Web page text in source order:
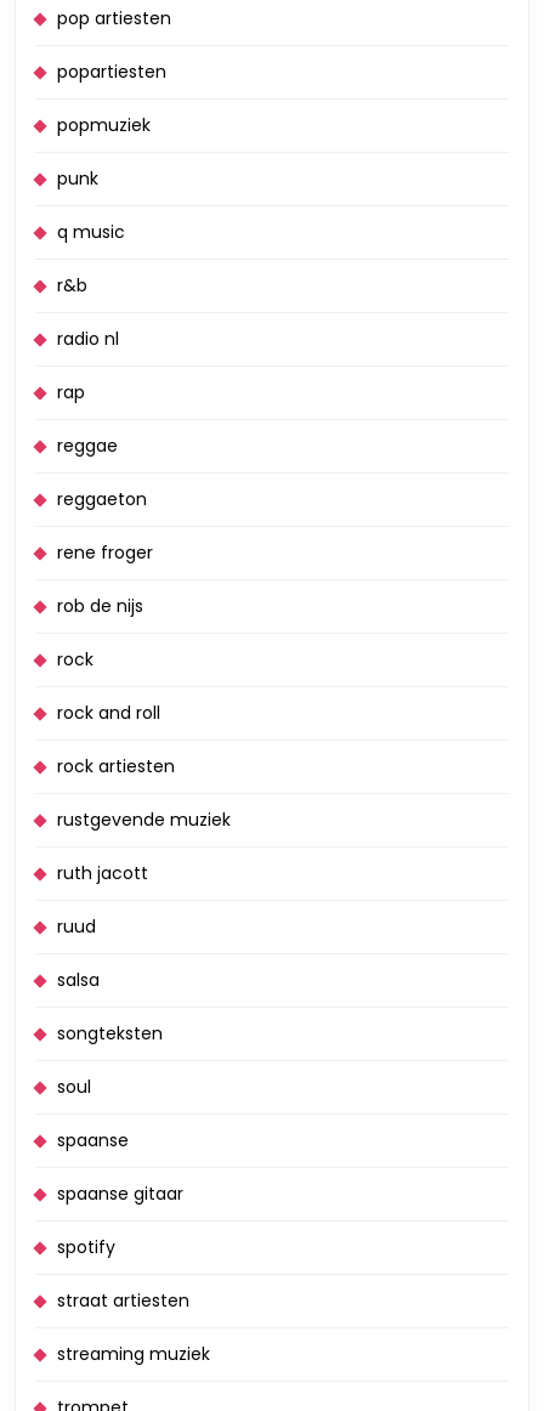
pop artiesten
popartiesten
popmuziek
punk
q music
r&b
radio nl
rap
reggae
reggaeton
rene froger
rob de nijs
rock
rock and roll
rock artiesten
rustgevende muziek
ruth jacott
ruud
salsa
songteksten
soul
spaanse
spaanse gitaar
spotify
straat artiesten
streaming muziek